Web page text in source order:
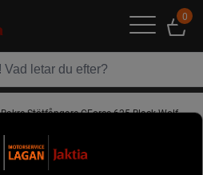
0
Bakre Stötfångare CForce 625 Black Wolf